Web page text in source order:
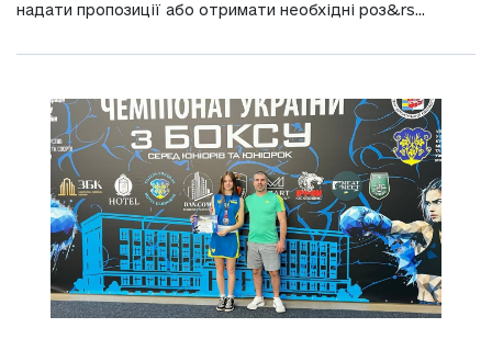
надати пропозиції або отримати необхідні роз&rs...